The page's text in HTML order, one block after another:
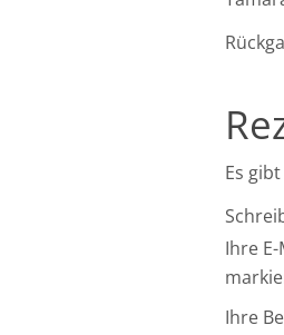
Es
Ihre
Ihre